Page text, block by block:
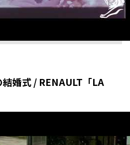
婚式 / RENAULT「LA